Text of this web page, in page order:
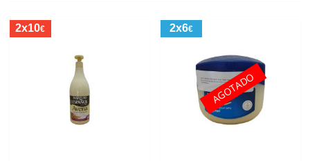
2x10€ 2x6€
AGOTADO